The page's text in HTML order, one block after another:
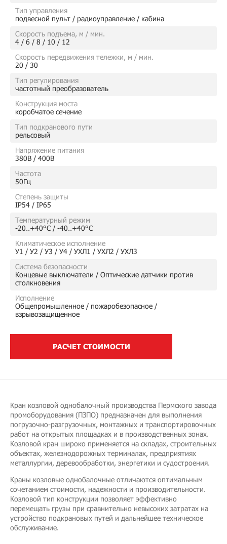
Тип управления
подвесной пульт / радиоуправление / кабина
Скорость подъема, м / мин.
4 / 6 / 8 / 10 / 12
Скорость передвижения тележки, м / мин.
20 / 30
Тип регулирования
частотный преобразователь
Конструкция моста
коробчатое сечение
Тип подкранового пути
рельсовый
Напряжение питания
380В / 400В
Частота
50Гц
Степень защиты
IP54 / IP65
Температурный режим
-20..+40°C / -40..+40°C
Климатическое исполнение
У1 / У2 / У3 / У4 / УХЛ1 / УХЛ2 / УХЛ3
Система безопасности
Концевые выключатели / Оптические датчики против
столкновения
Исполнение
Общепромышленное / пожаробезопасное /
взрывозащищенное
РАСЧЕТ СТОИМОСТИ
Кран козловой однобалочный производства Пермского завода
промоборудования (ПЗПО) предназначен для выполнения
погрузочно-разгрузочных, монтажных и транспортировочных
работ на открытых площадках и в производственных зонах.
Козловой кран широко применяется на складах, строительных
объектах, железнодорожных терминалах, предприятиях
металлургии, деревообработки, энергетики и судостроения.
Краны козловые однобалочные отличаются оптимальным
сочетанием стоимости, надежности и производительности.
Козловой тип конструкции позволяет эффективно
перемещать грузы при сравнительно невысоких затратах на
устройство подкрановых путей и дальнейшее техническое
обслуживание.